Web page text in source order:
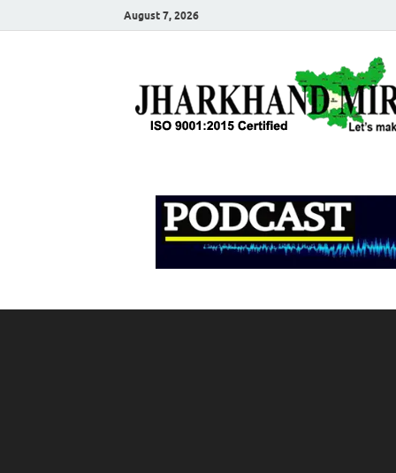
August 7, 2026